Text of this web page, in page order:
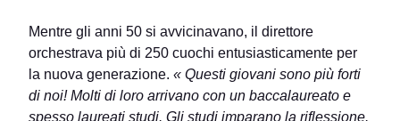
Mentre gli anni 50 si avvicinavano, il direttore
orchestrava più di 250 cuochi entusiasticamente per
la nuova generazione. « Questi giovani sono più forti
di noi! Molti di loro arrivano con un baccalaureato e
spesso laureati studi. Gli studi imparano la riflessione.